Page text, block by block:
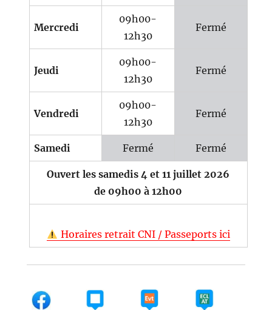
Mercredi
09h00-
12h30
Fermé
Jeudi
09h00-
12h30
Fermé
Vendredi
09h00-
12h30
Fermé
Samedi Fermé Fermé
Ouvert les samedis 4 et 11 juillet 2026
de 09h00 à 12h00
Horaires retrait CNI / Passeports ici